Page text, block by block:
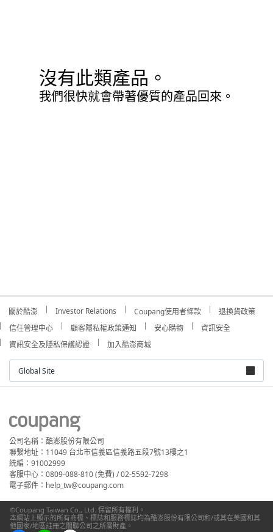
沒有此類產品。
我們很快就會帶著優質的產品回來。
關於酷澎 Investor Relations Coupang使用者條款
退換貨政策
信任管理中心
顧客隱私權政策通知 安心購物
資訊安全
資訊安全及隱私保護認證
加入酷澎商城
Global Site
公司名稱：酷澎股份有限公司
聯繫地址：11049 台北市信義區信義路五段7號13樓之1
統編：91002999
客服中心：0809-088-810 (免費) / 02-5592-7298
電子郵件：help_tw@coupang.com
©Coupang Taiwan Co., Ltd. 保留所有權利。
本網站上顯示的所有商標、標誌和服務標誌均為酷澎股份有限公司和/或其在美國和其
他國家/地區註冊之關聯公司之所屬財產。